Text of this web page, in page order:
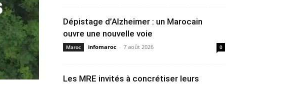
Dépistage d’Alzheimer : un Marocain
ouvre une nouvelle voie
Maroc infomaroc - 7 août 2026 0
Les MRE invités à concrétiser leurs